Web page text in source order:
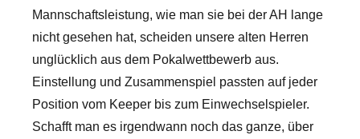
Mannschaftsleistung, wie man sie bei der AH lange
nicht gesehen hat, scheiden unsere alten Herren
unglücklich aus dem Pokalwettbewerb aus.
Einstellung und Zusammenspiel passten auf jeder
Position vom Keeper bis zum Einwechselspieler.
Schafft man es irgendwann noch das ganze, über